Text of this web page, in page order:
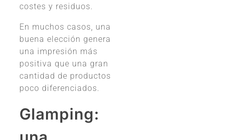
costes y residuos.
En muchos casos, una
buena elección genera
una impresión más
positiva que una gran
cantidad de productos
poco diferenciados.
Glamping: